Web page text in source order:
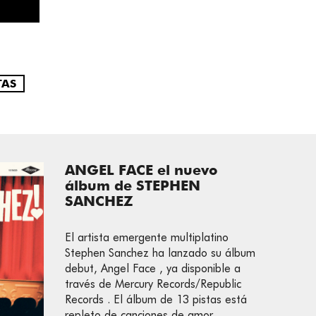
ANGEL FACE el nuevo
álbum de STEPHEN
SANCHEZ
El artista emergente multiplatino
Stephen Sanchez ha lanzado su álbum
debut, Angel Face , ya disponible a
través de Mercury Records/Republic
Records . El álbum de 13 pistas está